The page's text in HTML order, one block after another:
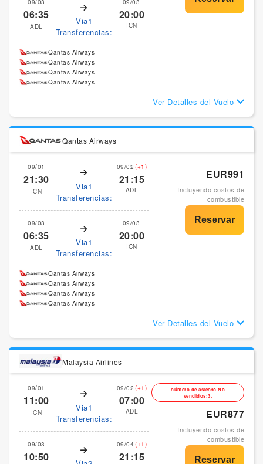
06:35
ADL
Via1
Transferencias:
20:00
ICN
Qantas Airways
Qantas Airways
Qantas Airways
Qantas Airways
Ver Detalles del Vuelo
Qantas Airways
09/01
21:30
ICN
Via1
Transferencias:
09/02 (+1)
21:15
ADL
09/03
06:35
ADL
Via1
Transferencias:
09/03
20:00
ICN
EUR991
Incluyendo costos de
combustible
Qantas Airways
Qantas Airways
Qantas Airways
Qantas Airways
Ver Detalles del Vuelo
Malaysia Airlines
09/01
11:00
ICN
Via1
Transferencias:
09/02 (+1)
07:00
ADL
09/03
10:50
09/04(+1)
21:15
número de asiento No
vendidos:3.
EUR877
Incluyendo costos de
combustible